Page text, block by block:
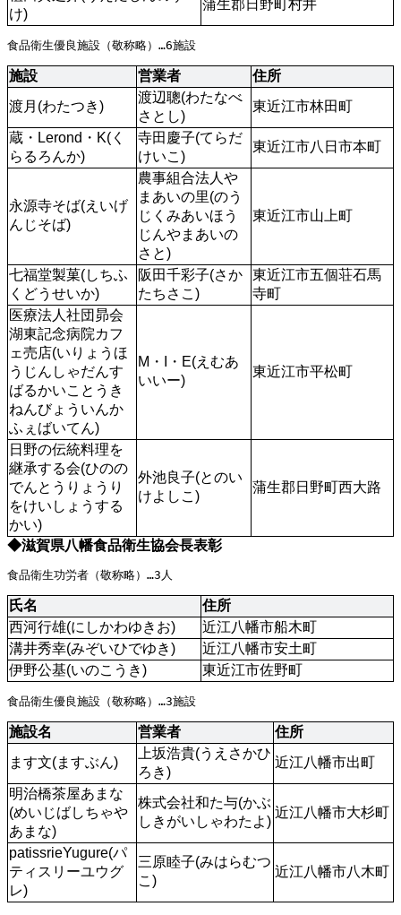
け)
蒲生郡日野町村井
食品衛生優良施設（敬称略）…6施設
施設 営業者
住所
渡月(わたつき)
渡辺聰(わたなべ
さとし)
東近江市林田町
蔵・Lerond・K(く
らるろんか)
寺田慶子(てらだ
けいこ)
東近江市八日市本町
永源寺そば(えいげ
んじそば)
農事組合法人や
まあいの里(のう
じくみあいほう
じんやまあいの
さと)
東近江市山上町
七福堂製菓(しちふ
くどうせいか)
阪田千彩子(さか
たちさこ)
東近江市五個荘石馬
寺町
医療法人社団昴会
湖東記念病院カフ
ェ売店(いりょうほ
うじんしゃだんす
ばるかいことうき
ねんびょういんか
ふぇばいてん)
M・I・E(えむあ
いいー)
東近江市平松町
日野の伝統料理を
継承する会(ひのの
でんとうりょうり
をけいしょうする
かい)
外池良子(とのい
けよしこ)
蒲生郡日野町西大路
◆滋賀県八幡食品衛生協会長表彰
食品衛生功労者（敬称略）…3人
氏名
住所
西河行雄(にしかわゆきお)
近江八幡市船木町
溝井秀幸(みぞいひでゆき)
近江八幡市安土町
伊野公基(いのこうき)
東近江市佐野町
食品衛生優良施設（敬称略）…3施設
施設名 営業者
住所
ます文(ますぶん)
上坂浩貴(うえさかひ
ろき)
近江八幡市出町
明治橋茶屋あまな
(めいじばしちゃや
あまな)
株式会社和た与(かぶ
しきがいしゃわたよ)
近江八幡市大杉町
patissrieYugure(パ
ティスリーユウグ
レ)
三原睦子(みはらむつ
こ)
近江八幡市八木町